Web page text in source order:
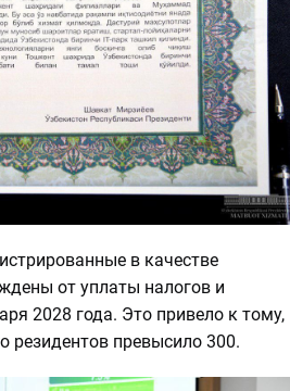
в качестве
от уплаты налогов и
2028 года. Это привело к тому,
резидентов превысило 300.